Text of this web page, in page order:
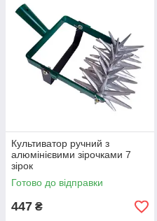
Культиватор ручний з
алюмінієвими зірочками 7
зірок
Готово до відправки
447 ₴